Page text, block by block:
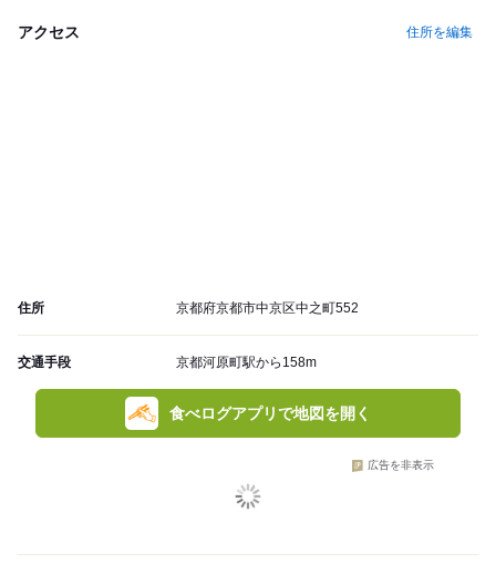
アクセス 住所を編集
住所 京都府京都市中京区中之町552
交通手段 京都河原町駅から158m
食べログアプリで地図を開く
広告を非表示